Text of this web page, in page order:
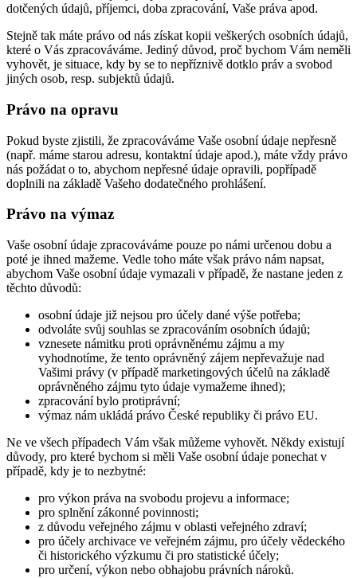
dotčených údajů, příjemci, doba zpracování, Vaše práva apod.
Stejně tak máte právo od nás získat kopii veškerých osobních údajů,
které o Vás zpracováváme. Jediný důvod, proč bychom Vám neměli
vyhovět, je situace, kdy by se to nepříznivě dotklo práv a svobod
jiných osob, resp. subjektů údajů.
Právo na opravu
Pokud byste zjistili, že zpracováváme Vaše osobní údaje nepřesně
(např. máme starou adresu, kontaktní údaje apod.), máte vždy právo
nás požádat o to, abychom nepřesné údaje opravili, popřípadě
doplnili na základě Vašeho dodatečného prohlášení.
Právo na výmaz
Vaše osobní údaje zpracováváme pouze po námi určenou dobu a
poté je ihned mažeme. Vedle toho máte však právo nám napsat,
abychom Vaše osobní údaje vymazali v případě, že nastane jeden z
těchto důvodů:
osobní údaje již nejsou pro účely dané výše potřeba;
odvoláte svůj souhlas se zpracováním osobních údajů;
vznesete námitku proti oprávněnému zájmu a my
vyhodnotíme, že tento oprávněný zájem nepřevažuje nad
Vašimi právy (v případě marketingových účelů na základě
oprávněného zájmu tyto údaje vymažeme ihned);
zpracování bylo protiprávní;
výmaz nám ukládá právo České republiky či právo EU.
Ne ve všech případech Vám však můžeme vyhovět. Někdy existují
důvody, pro které bychom si měli Vaše osobní údaje ponechat v
případě, kdy je to nezbytné:
pro výkon práva na svobodu projevu a informace;
pro splnění zákonné povinnosti;
z důvodu veřejného zájmu v oblasti veřejného zdraví;
pro účely archivace ve veřejném zájmu, pro účely vědeckého
či historického výzkumu či pro statistické účely;
pro určení, výkon nebo obhajobu právních nároků.